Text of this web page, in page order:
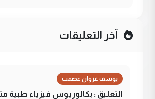
آخر التعليقات
يوسف غزوان عصمت
التعليق : بكالوريوس فيزياء طبية